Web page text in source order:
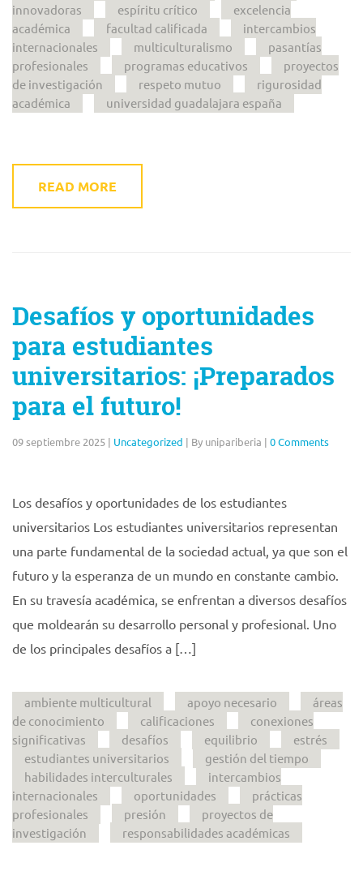
innovadoras
espíritu crítico
excelencia
académica
facultad calificada
intercambios
internacionales
multiculturalismo
pasantías
profesionales
programas educativos
proyectos
de investigación
respeto mutuo
rigurosidad
académica
universidad guadalajara españa
READ MORE
Desafíos y oportunidades
para estudiantes
universitarios: ¡Preparados
para el futuro!
09 septiembre 2025 | Uncategorized | By unipariberia | 0 Comments
Los desafíos y oportunidades de los estudiantes
universitarios Los estudiantes universitarios representan
una parte fundamental de la sociedad actual, ya que son el
futuro y la esperanza de un mundo en constante cambio.
En su travesía académica, se enfrentan a diversos desafíos
que moldearán su desarrollo personal y profesional. Uno
de los principales desafíos a […]
ambiente multicultural apoyo necesario
áreas
de conocimiento
calificaciones
conexiones
significativas
desafíos equilibrio
estrés
estudiantes universitarios
gestión del tiempo
habilidades interculturales
intercambios
internacionales
oportunidades
prácticas
profesionales
presión
proyectos de
investigación
responsabilidades académicas